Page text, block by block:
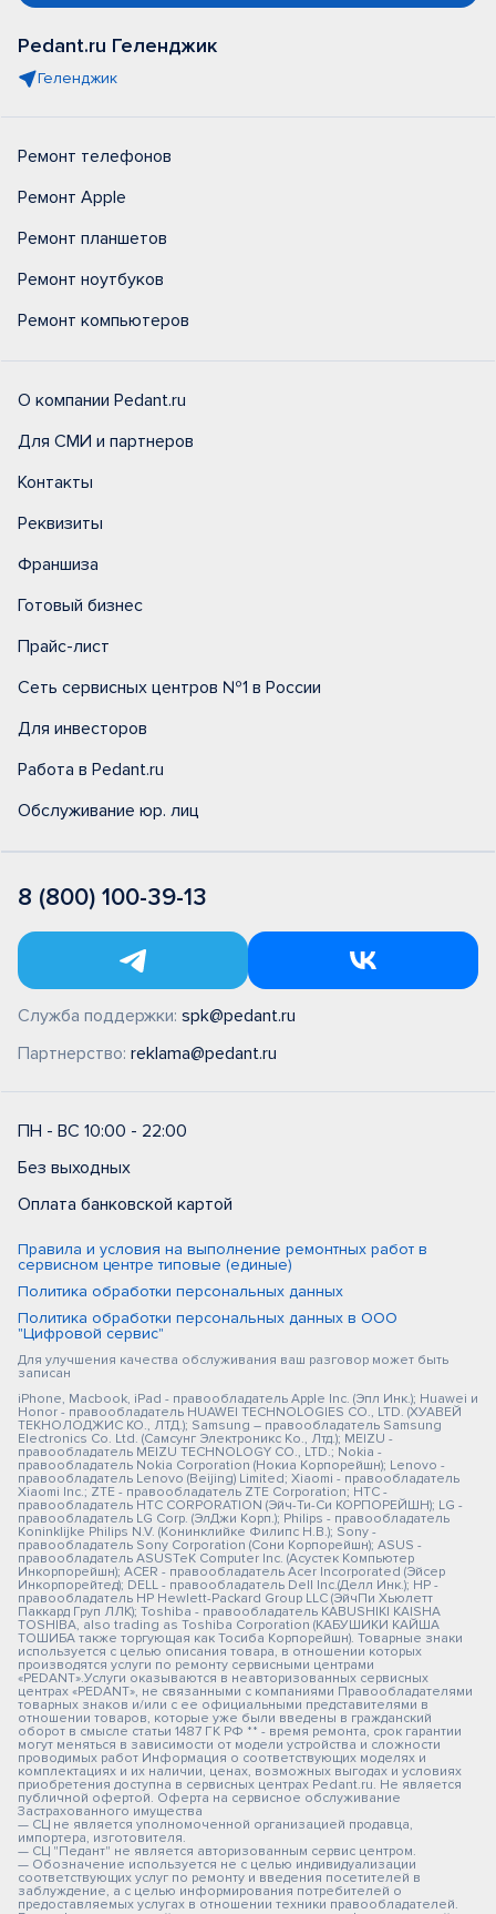
Pedant.ru Геленджик
Геленджик
Ремонт телефонов
Ремонт Apple
Ремонт планшетов
Ремонт ноутбуков
Ремонт компьютеров
О компании Pedant.ru
Для СМИ и партнеров
Контакты
Реквизиты
Франшиза
Готовый бизнес
Прайс-лист
Сеть сервисных центров №1 в России
Для инвесторов
Работа в Pedant.ru
Обслуживание юр. лиц
8 (800) 100-39-13
Служба поддержки: spk@pedant.ru
Партнерство: reklama@pedant.ru
ПН - ВС 10:00 - 22:00
Без выходных
Оплата банковской картой
Правила и условия на выполнение ремонтных работ в
сервисном центре типовые (единые)
Политика обработки персональных данных
Политика обработки персональных данных в ООО
"Цифровой сервис"
Для улучшения качества обслуживания ваш разговор может быть
записан
iPhone, Macbook, iPad - правообладатель Apple Inc. (Эпл Инк.); Huawei и
Honor - правообладатель HUAWEI TECHNOLOGIES CO., LTD. (ХУАВЕЙ
ТЕКНОЛОДЖИС КО., ЛТД.); Samsung – правообладатель Samsung
Electronics Co. Ltd. (Самсунг Электроникс Ко., Лтд.); MEIZU -
правообладатель MEIZU TECHNOLOGY CO., LTD.; Nokia -
правообладатель Nokia Corporation (Нокиа Корпорейшн); Lenovo -
правообладатель Lenovo (Beijing) Limited; Xiaomi - правообладатель
Xiaomi Inc.; ZTE - правообладатель ZTE Corporation; HTC -
правообладатель HTC CORPORATION (Эйч-Ти-Си КОРПОРЕЙШН); LG -
правообладатель LG Corp. (ЭлДжи Корп.); Philips - правообладатель
Koninklijke Philips N.V. (Конинклийке Филипс Н.В.); Sony -
правообладатель Sony Corporation (Сони Корпорейшн); ASUS -
правообладатель ASUSTeK Computer Inc. (Асустек Компьютер
Инкорпорейшн); ACER - правообладатель Acer Incorporated (Эйсер
Инкорпорейтед); DELL - правообладатель Dell Inc.(Делл Инк.); HP -
правообладатель HP Hewlett-Packard Group LLC (ЭйчПи Хьюлетт
Паккард Груп ЛЛК); Toshiba - правообладатель KABUSHIKI KAISHA
TOSHIBA, also trading as Toshiba Corporation (КАБУШИКИ КАЙША
ТОШИБА также торгующая как Тосиба Корпорейшн). Товарные знаки
используется с целью описания товара, в отношении которых
производятся услуги по ремонту сервисными центрами
«PEDANT».Услуги оказываются в неавторизованных сервисных
центрах «PEDANT», не связанными с компаниями Правообладателями
товарных знаков и/или с ее официальными представителями в
отношении товаров, которые уже были введены в гражданский
оборот в смысле статьи 1487 ГК РФ ** - время ремонта, срок гарантии
могут меняться в зависимости от модели устройства и сложности
проводимых работ Информация о соответствующих моделях и
комплектациях и их наличии, ценах, возможных выгодах и условиях
приобретения доступна в сервисных центрах Pedant.ru. Не является
публичной офертой. Оферта на сервисное обслуживание
Застрахованного имущества
— СЦ не является уполномоченной организацией продавца,
импортера, изготовителя.
— СЦ "Педант" не является авторизованным сервис центром.
— Обозначение используется не с целью индивидуализации
соответствующих услуг по ремонту и введения посетителей в
заблуждение, а с целью информирования потребителей о
предоставляемых услугах в отношении техники правообладателей.